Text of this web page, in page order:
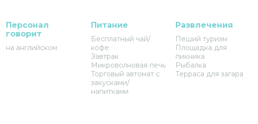
Персонал
говорит
на английском
Питание
Бесплатный чай/
кофе
Завтрак
Микроволновая печь
Торговый автомат с
закусками/
напитками
Развлечения
Пеший туризм
Площадка для
пикника
Рыбалка
Терраса для загара